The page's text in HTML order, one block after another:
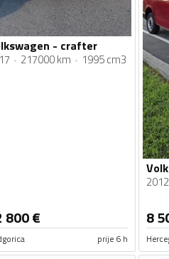
- crafter
217000 km 1995 cm3
800€
prije 6 h
2012
8